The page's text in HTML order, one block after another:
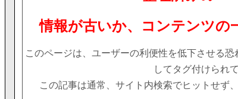
情報が古いか、コンテンツの
このページは、ユーザーの利便性を低下させる
してタグ付けられ
この記事は通常、サイト内検索でヒットせず